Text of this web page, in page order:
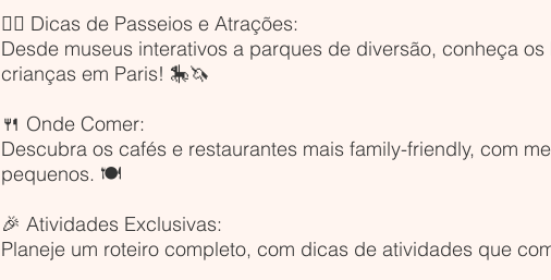
🚶‍♀️ Dicas de Passeios e Atrações:
Desde museus interativos a parques de diversão, conheça
crianças em Paris! 🎠🦄
🍴 Onde Comer:
Descubra os cafés e restaurantes mais family-friendly, com
pequenos. 🍽️
🎉 Atividades Exclusivas:
Planeje um roteiro completo, com dicas de atividades que